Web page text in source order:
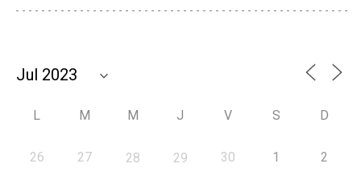
L M M J V S D
26 27 28 29 30 1 2